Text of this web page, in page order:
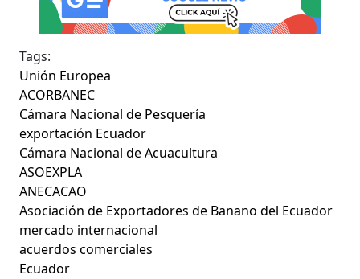
Tags:
Unión Europea
ACORBANEC
Cámara Nacional de Pesquería
exportación Ecuador
Cámara Nacional de Acuacultura
ASOEXPLA
ANECACAO
Asociación de Exportadores de Banano del Ecuador
mercado internacional
acuerdos comerciales
Ecuador